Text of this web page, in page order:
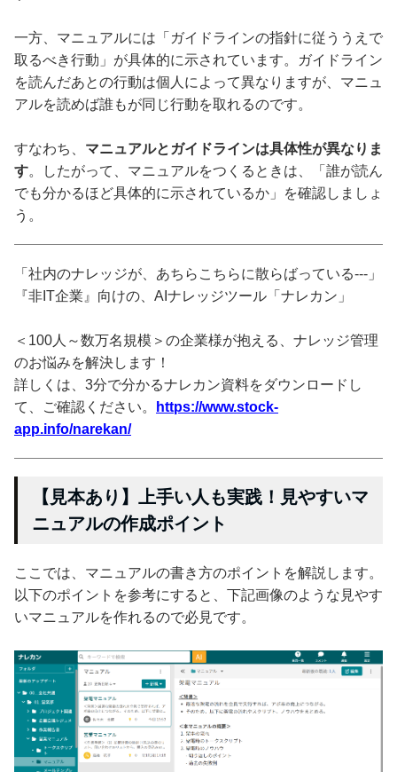
一方、マニュアルには「ガイドラインの指針に従ううえで
取るべき行動」が具体的に示されています。ガイドライン
を読んだあとの行動は個人によって異なりますが、マニュ
アルを読めば誰もが同じ行動を取れるのです。
すなわち、 マニュアルとガイドラインは具体性が異なりま
す。したがって、マニュアルをつくるときは、「誰が読ん
でも分かるほど具体的に示されているか」を確認しましょ
う。
「社内のナレッジが、あちらこちらに散らばっている---」
『非IT企業』向けの、AIナレッジツール「ナレカン」
＜100人～数万名規模＞の企業様が抱える、ナレッジ管理
のお悩みを解決します！
詳しくは、3分で分かるナレカン資料をダウンロードし
て、ご確認ください。
https://www.stock-
app.info/narekan/
【見本あり】上手い人も実践！見やすいマ
ニュアルの作成ポイント
ここでは、マニュアルの書き方のポイントを解説します。
以下のポイントを参考にすると、下記画像のような見やす
いマニュアルを作れるので必見です。